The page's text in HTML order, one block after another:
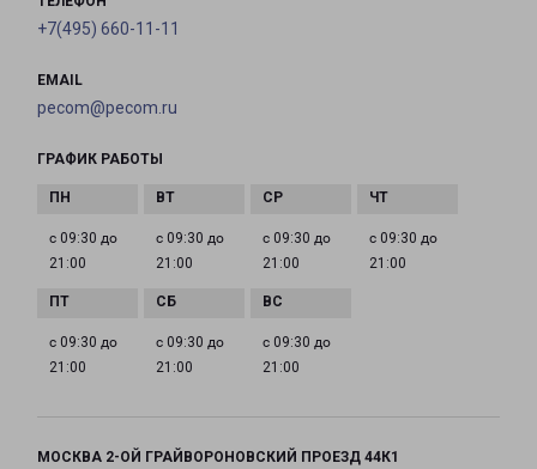
+7(495) 660-11-11
EMAIL
pecom@pecom.ru
ГРАФИК РАБОТЫ
с 09:30 до
21:00
с 09:30 до
21:00
с 09:30 до
21:00
с 09:30 до
21:00
с 09:30 до
21:00
с 09:30 до
21:00
с 09:30 до
21:00
МОСКВА 2-ОЙ ГРАЙВОРОНОВСКИЙ ПРОЕЗД 44К1